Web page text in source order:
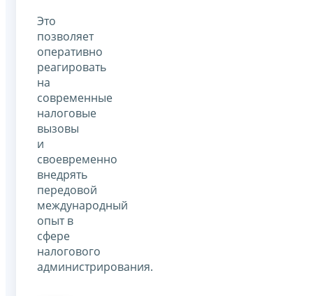
Это
позволяет
оперативно
реагировать
на
современные
налоговые
вызовы
и
своевременно
внедрять
передовой
международный
опыт в
сфере
налогового
администрирования.